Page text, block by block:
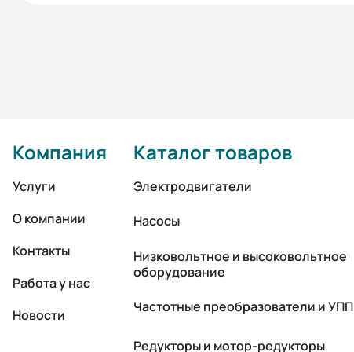
Компания
Услуги
О компании
Контакты
Работа у нас
Новости
Каталог товаров
Электродвигатели
Насосы
Низковольтное и высоковольтное
оборудование
Частотные преобразователи и УПП
Редукторы и мотор-редукторы